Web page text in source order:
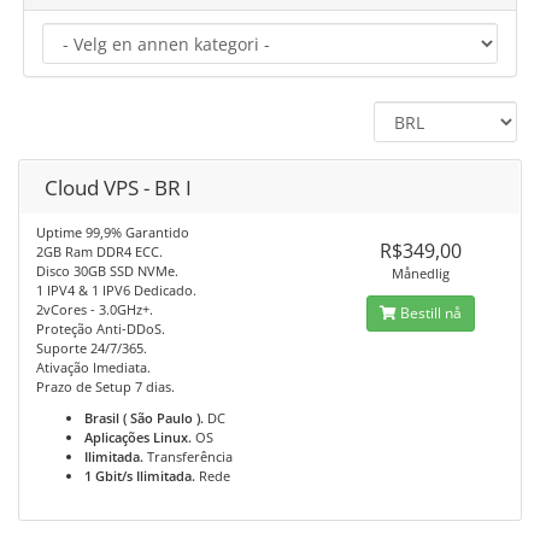
Cloud VPS - BR I
Uptime 99,9% Garantido
2GB Ram DDR4 ECC.
Disco 30GB SSD NVMe.
1 IPV4 & 1 IPV6 Dedicado.
2vCores - 3.0GHz+.
Proteção Anti-DDoS.
Suporte 24/7/365.
Ativação Imediata.
Prazo de Setup 7 dias.
Brasil ( São Paulo ). DC
Aplicações Linux. OS
Ilimitada. Transferência
1 Gbit/s Ilimitada. Rede
R$349,00
Månedlig
Bestill nå